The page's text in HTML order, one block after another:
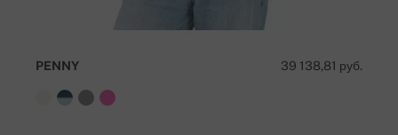
39 138,81 руб.
PENNY